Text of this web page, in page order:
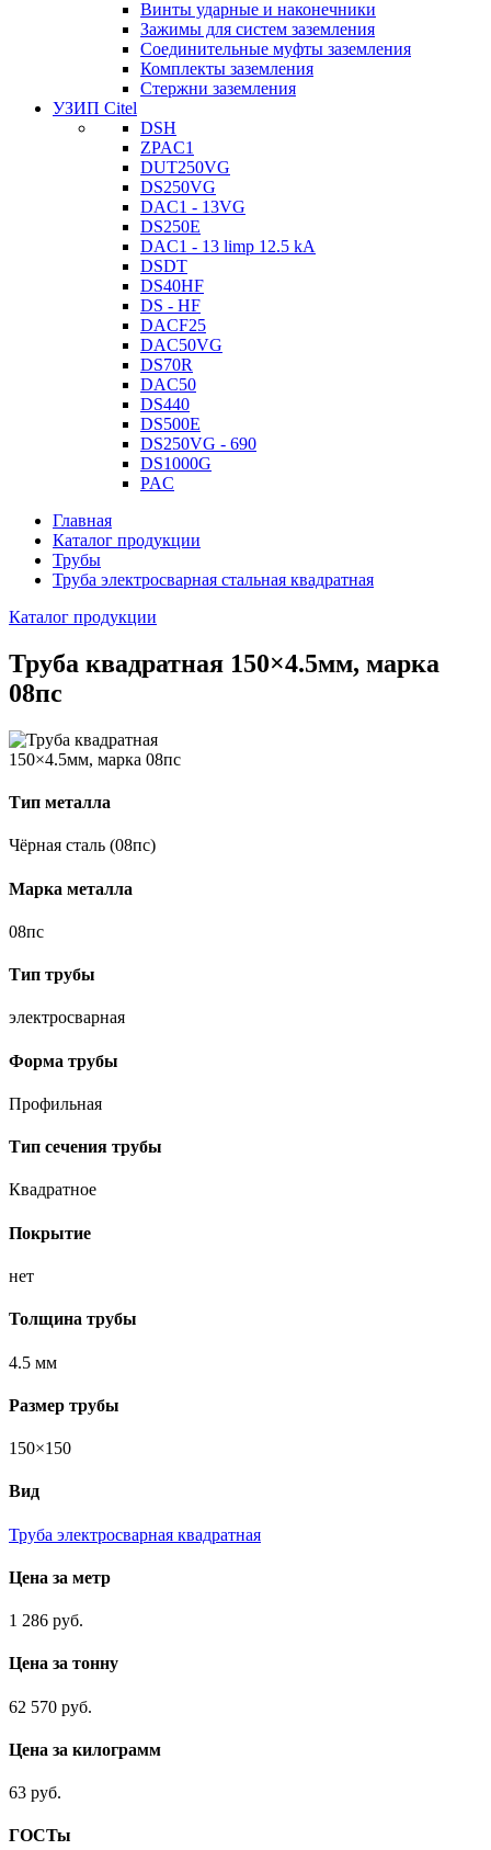
Винты ударные и наконечники
Зажимы для систем заземления
Соединительные муфты заземления
Комплекты заземления
Стержни заземления
УЗИП Citel
DSH
ZPAC1
DUT250VG
DS250VG
DAC1 - 13VG
DS250E
DAC1 - 13 limp 12.5 kA
DSDT
DS40HF
DS - HF
DACF25
DAC50VG
DS70R
DAC50
DS440
DS500E
DS250VG - 690
DS1000G
PAC
Главная
Каталог продукции
Трубы
Труба электросварная стальная квадратная
Каталог продукции
Труба квадратная 150×4.5мм, марка
08пс
Тип металла
Чёрная сталь (08пс)
Марка металла
08пс
Тип трубы
электросварная
Форма трубы
Профильная
Тип сечения трубы
Квадратное
Покрытие
нет
Толщина трубы
4.5 мм
Размер трубы
150×150
Вид
Труба электросварная квадратная
Цена за метр
1 286 руб.
Цена за тонну
62 570 руб.
Цена за килограмм
63 руб.
ГОСТы